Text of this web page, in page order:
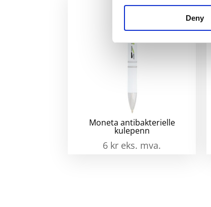
Deny
Moneta antibakterielle
kulepenn
6 kr eks. mva.